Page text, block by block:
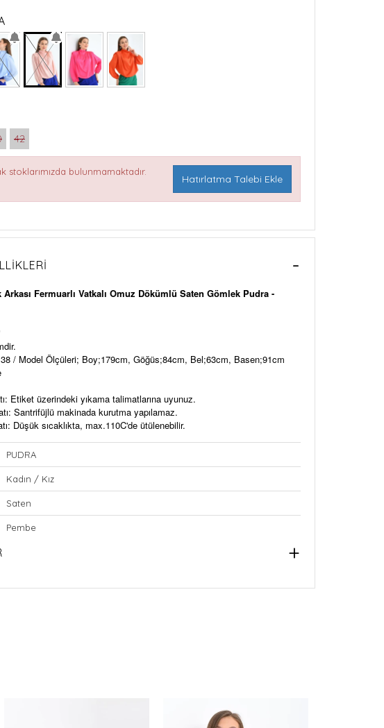
42
stoklarımızda bulunmamaktadır.
Hatırlatma Talebi Ekle
Arkası Fermuarlı Vatkalı Omuz Dökümlü Saten Gömlek Pudra -
/ Model Ölçüleri; Boy;179cm, Göğüs;84cm, Bel;63cm, Basen;91cm
Etiket üzerindeki yıkama talimatlarına uyunuz.
Santrifüjlü makinada kurutma yapılamaz.
Düşük sıcaklıkta, max.110C'de ütülenebilir.
PUDRA
Kadın / Kız
Saten
Pembe